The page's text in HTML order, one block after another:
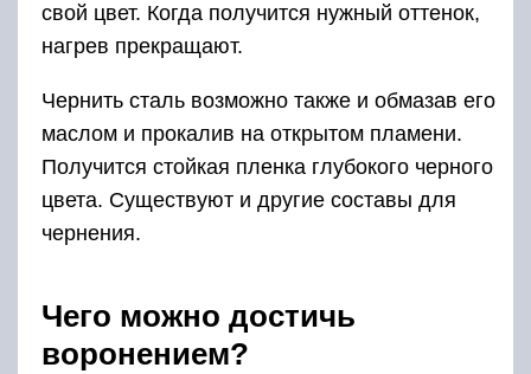
свой цвет. Когда получится нужный оттенок,
нагрев прекращают.
Чернить сталь возможно также и обмазав его
маслом и прокалив на открытом пламени.
Получится стойкая пленка глубокого черного
цвета. Существуют и другие составы для
чернения.
Чего можно достичь
воронением?